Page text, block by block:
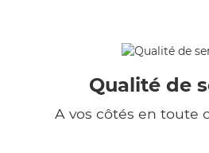
Qualité de
A vos côtés en toute